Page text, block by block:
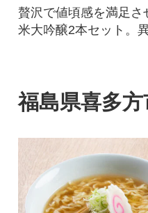
贅沢で値頃感を満足さ
米大吟醸2本セット。
福島県喜多